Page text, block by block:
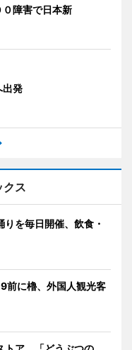
障害で日本新
出発
クス
を毎日開催、飲食・
に櫓、外国人観光客